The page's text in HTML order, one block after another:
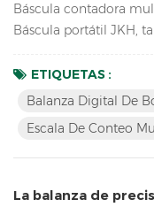
Báscula contadora
Báscula portátil JKH,
proporción de moldes,
especialmente de
repuesto en el
...
ETIQUETAS :
Balanza Digital De
Escala De Conteo
La balanza de